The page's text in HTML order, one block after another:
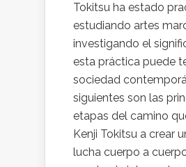
Tokitsu ha estado
estudiando artes
investigando el
esta práctica puede
sociedad
siguientes son las
etapas del camino
Kenji Tokitsu a crear
lucha cuerpo a